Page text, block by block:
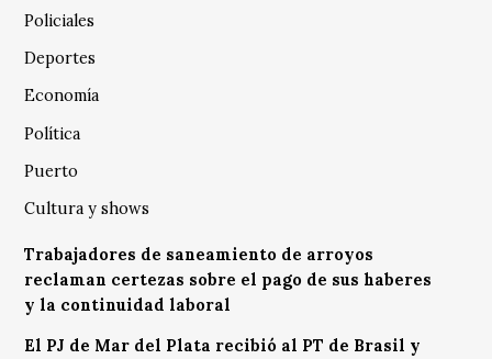
Policiales
Deportes
Economía
Política
Puerto
Cultura y shows
Trabajadores de saneamiento de arroyos
reclaman certezas sobre el pago de sus haberes
y la continuidad laboral
El PJ de Mar del Plata recibió al PT de Brasil y